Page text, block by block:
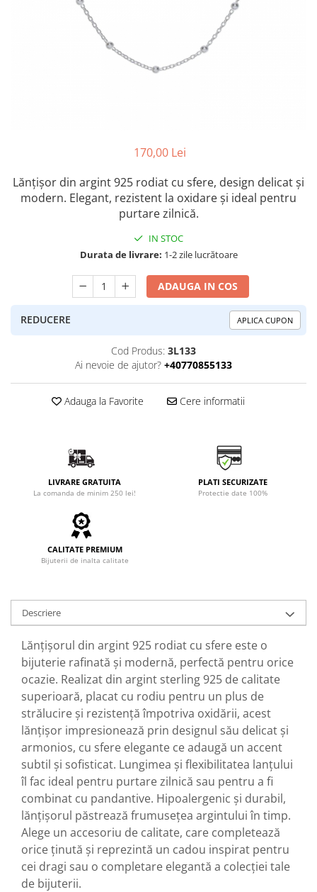
VEZI TOATE BIJUTERIILE ELMIO
Colectia „ Bijuterii cu Email ”
Cadouri Craciun
170,00 Lei
Lănțișor din argint 925 rodiat cu sfere, design delicat și
modern. Elegant, rezistent la oxidare și ideal pentru
purtare zilnică.
IN STOC
Durata de livrare: 1-2 zile lucrătoare
ADAUGA IN COS
REDUCERE APLICA CUPON
Cod Produs: 3L133
Ai nevoie de ajutor? +40770855133
Adauga la Favorite Cere informatii
LIVRARE GRATUITA
La comanda de minim 250 lei!
PLATI SECURIZATE
Protectie date 100%
CALITATE PREMIUM
Bijuterii de inalta calitate
Descriere
Lănțișorul din argint 925 rodiat cu sfere este o
bijuterie rafinată și modernă, perfectă pentru orice
ocazie. Realizat din argint sterling 925 de calitate
superioară, placat cu rodiu pentru un plus de
strălucire și rezistență împotriva oxidării, acest
lănțișor impresionează prin designul său delicat și
armonios, cu sfere elegante ce adaugă un accent
subtil și sofisticat. Lungimea și flexibilitatea lanțului
îl fac ideal pentru purtare zilnică sau pentru a fi
combinat cu pandantive. Hipoalergenic și durabil,
lănțișorul păstrează frumusețea argintului în timp.
Alege un accesoriu de calitate, care completează
orice ținută și reprezintă un cadou inspirat pentru
cei dragi sau o completare elegantă a colecției tale
de bijuterii.